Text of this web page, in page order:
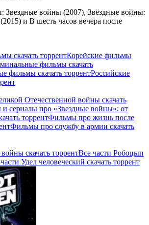
Звездные войны (2007), Звёздные войны:
и В шесть часов вечера после
скачать торрентКорейские фильмы
фильмы скачать
фильмы скачать торрентРоссийские
Отечественной войны скачать
сериалы про «Звездные войны»: от
торрентФильмы про жизнь после
Фильмы про службу в армии скачать
скачать торрентВсе части Робоцып
Удел человеческий скачать торрент